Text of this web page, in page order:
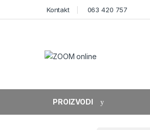
Kontakt 063 420 757
PROIZVODI